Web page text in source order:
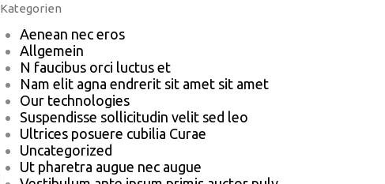
Kategorien
Aenean nec eros
Allgemein
N faucibus orci luctus et
Nam elit agna endrerit sit amet sit amet
Our technologies
Suspendisse sollicitudin velit sed leo
Ultrices posuere cubilia Curae
Uncategorized
Ut pharetra augue nec augue